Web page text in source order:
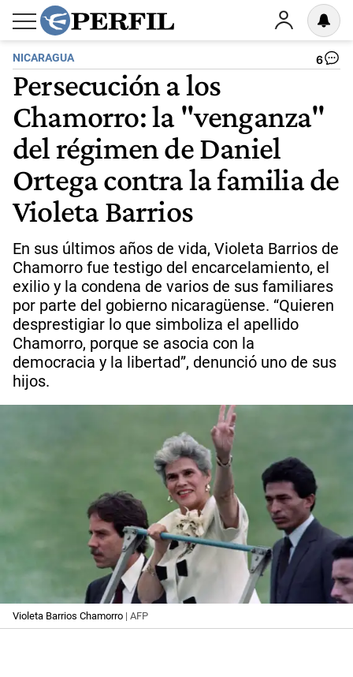
NICARAGUA 6
Persecución a los
Chamorro: la "venganza"
del régimen de Daniel
Ortega contra la familia de
Violeta Barrios
En sus últimos años de vida, Violeta Barrios de
Chamorro fue testigo del encarcelamiento, el
exilio y la condena de varios de sus familiares
por parte del gobierno nicaragüense. “Quieren
desprestigiar lo que simboliza el apellido
Chamorro, porque se asocia con la
democracia y la libertad”, denunció uno de sus
hijos.
Violeta Barrios Chamorro | AFP